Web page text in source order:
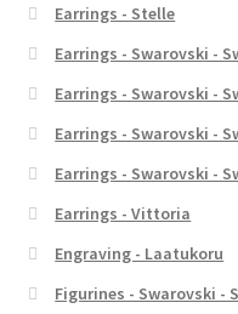
Earrings - Stelle
Earrings - Swarovski -
Earrings - Swarovski -
Earrings - Swarovski -
Earrings - Swarovski -
Earrings - Vittoria
Engraving - Laatukoru
Figurines - Swarovski -